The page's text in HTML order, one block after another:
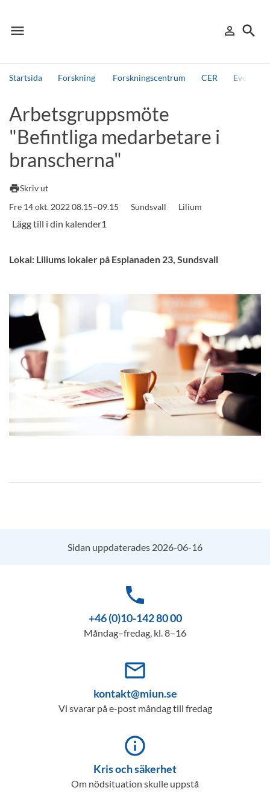
menu
Meny person_outline
Logga in
search
Sök
Startsida Forskning Forskningscentrum CER Events,
Andra söktjänster
Detta är vår testmiljö - endast testdata
Arbetsgruppsmöte
"Befintliga medarbetare i
branscherna"
printSkriv ut
Fre 14 okt. 2022 08.15–09.15
Sundsvall Lilium
Lokal: Liliums lokaler på Esplanaden 23, Sundsvall
Sidan uppdaterades 2026-06-16
phone
+46 (0)10-142 80 00
Måndag–fredag, kl. 8–16
mail_outline
kontakt@miun.se
Vi svarar på e-post måndag till fredag
info_outline
Kris och säkerhet
Om nödsituation skulle uppstå